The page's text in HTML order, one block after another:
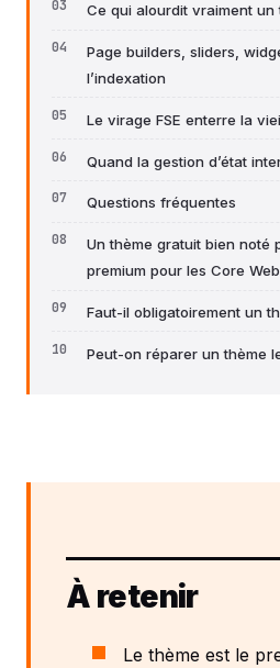
Ce qui alourdit vraiment un
Page builders, sliders,
l’indexation
Le virage FSE enterre la
Quand la gestion d’état
Questions fréquentes
Un thème gratuit bien noté
premium pour les Core
Faut-il obligatoirement un
Peut-on réparer un thème
À retenir
Le thème est le